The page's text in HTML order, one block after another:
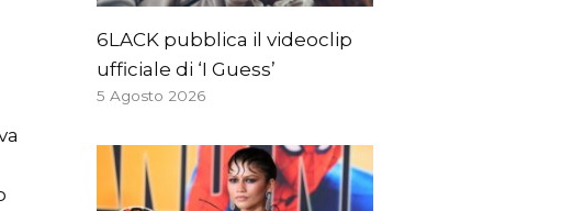
6LACK pubblica il videoclip
ufficiale di ‘I Guess’
5 Agosto 2026